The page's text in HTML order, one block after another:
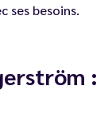
ses besoins.
: